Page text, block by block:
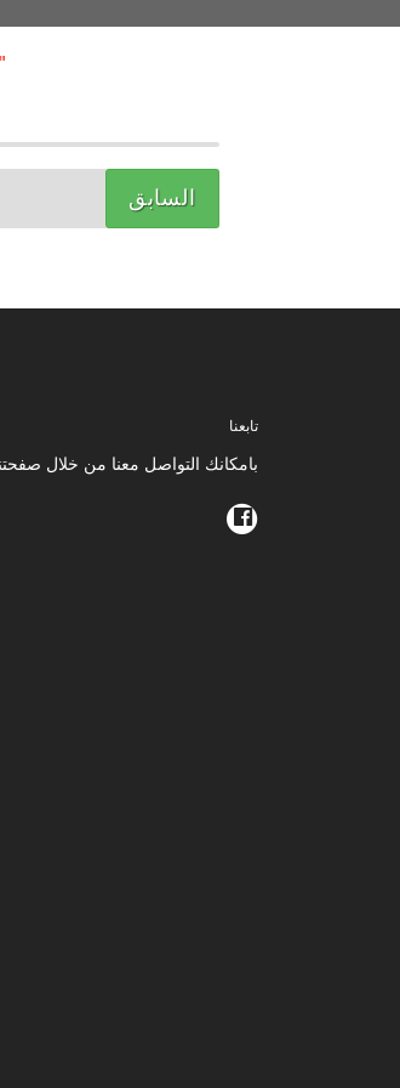
السابق
تابعنا
بامكانك التواصل معنا من خلال